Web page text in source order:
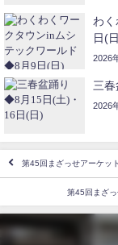
わ
日(
2026
三
2026
第45回まざっせアーケッ
第45回まざ